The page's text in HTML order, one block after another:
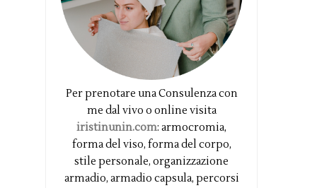
Per prenotare una Consulenza con
me dal vivo o online visita
iristinunin.com: armocromia,
forma del viso, forma del corpo,
stile personale, organizzazione
armadio, armadio capsula, percorsi